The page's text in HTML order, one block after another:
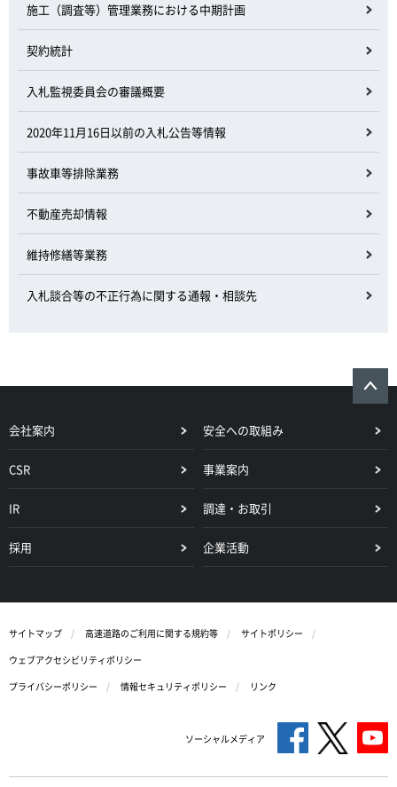
施工（調査等）管理業務における中期計画
契約統計
入札監視委員会の審議概要
2020年11月16日以前の入札公告等情報
事故車等排除業務
不動産売却情報
維持修繕等業務
入札談合等の不正行為に関する通報・相談先
会社案内 安全への取組み
CSR 事業案内
IR 調達・お取引
採用 企業活動
サイトマップ 高速道路のご利用に関する規約等
サイトポリシー
ウェブアクセシビリティポリシー
プライバシーポリシー
情報セキュリティポリシー リンク
ソーシャルメディア